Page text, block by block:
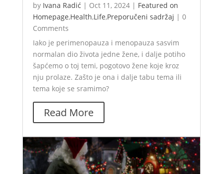
by Ivana Radić | Oct 11, 2024 | Featured on
Homepage,Health,Life,Preporučeni sadržaj | 0
Comments
Iako je perimenopauza i menopauza sasvim
normalan dio života jedne žene, i dalje potiho
šapćemo o toj temi, pogotovo žene koje kroz
nju prolaze. Zašto je ona i dalje tabu tema ili
tema koje se sramimo?
Read More